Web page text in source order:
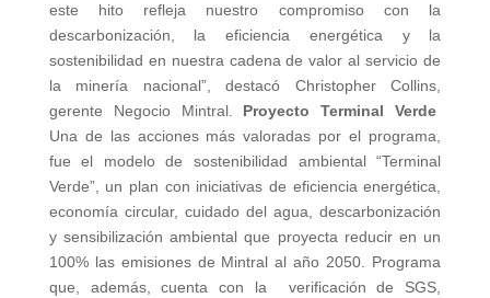
este hito refleja nuestro compromiso con la
descarbonización, la eficiencia energética y la
sostenibilidad en nuestra cadena de valor al servicio de
la minería nacional”, destacó Christopher Collins,
gerente Negocio Mintral. Proyecto Terminal Verde
Una de las acciones más valoradas por el programa,
fue el modelo de sostenibilidad ambiental “Terminal
Verde”, un plan con iniciativas de eficiencia energética,
economía circular, cuidado del agua, descarbonización
y sensibilización ambiental que proyecta reducir en un
100% las emisiones de Mintral al año 2050. Programa
que, además, cuenta con la verificación de SGS,